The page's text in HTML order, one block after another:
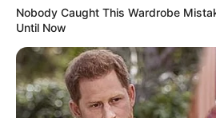
Nobody Caught This Wardrobe
Until Now